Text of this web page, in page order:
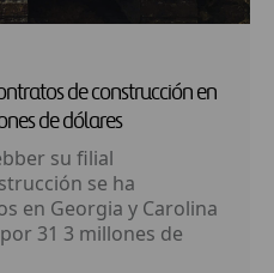
de construcción en
de dólares
su filial
se ha
en Georgia y Carolina
31 3 millones de